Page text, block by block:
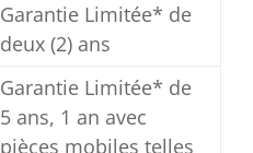
Garantie Limitée* de
deux (2) ans
Garantie Limitée* de
5 ans, 1 an avec
pièces mobiles telles